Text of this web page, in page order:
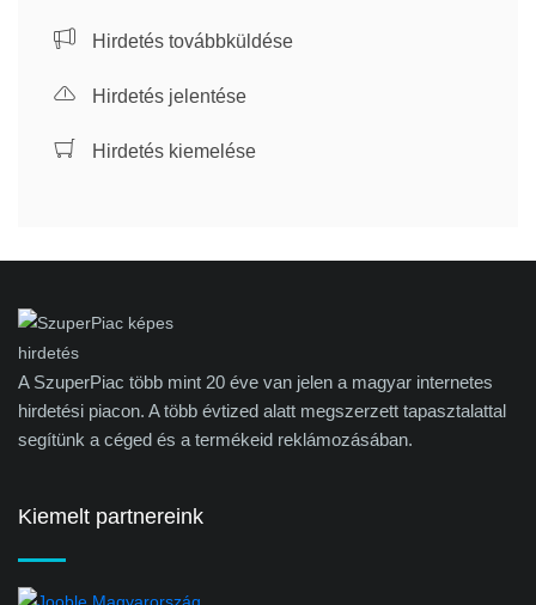
Hirdetés továbbküldése
Hirdetés jelentése
Hirdetés kiemelése
A SzuperPiac több mint 20 éve van jelen a magyar internetes
hirdetési piacon. A több évtized alatt megszerzett tapasztalattal
segítünk a céged és a termékeid reklámozásában.
Kiemelt partnereink